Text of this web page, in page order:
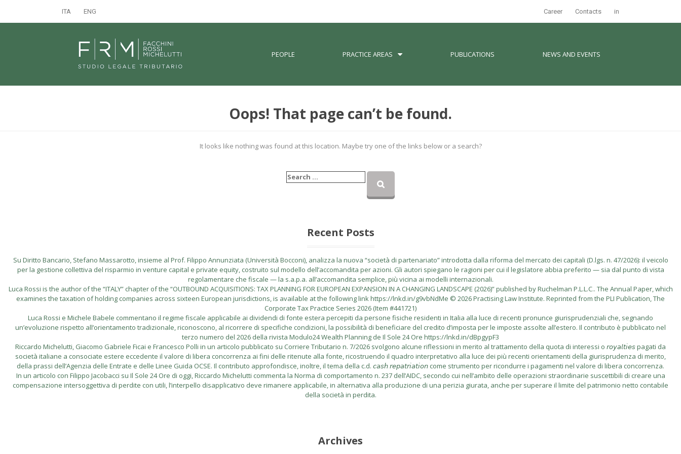
ITA ENG Career Contacts in
PEOPLE PRACTICE AREAS PUBLICATIONS NEWS AND EVENTS
Oops! That page can’t be found.
It looks like nothing was found at this location. Maybe try one of the links below or a search?
Recent Posts
Su Diritto Bancario, Stefano Massarotto, insieme al Prof. Filippo Annunziata (Università Bocconi), analizza la nuova “società di partenariato” introdotta dalla riforma del mercato dei capitali (D.lgs. n. 47/2026): il veicolo
per la gestione collettiva del risparmio in venture capital e private equity, costruito sul modello dell’accomandita per azioni. Gli autori spiegano le ragioni per cui il legislatore abbia preferito — sia dal punto di vista
regolamentare che fiscale — la s.a.p.a. all’accomandita semplice, più vicina ai modelli internazionali.
Luca Rossi is the author of the “ITALY” chapter of the “OUTBOUND ACQUISITIONS: TAX PLANNING FOR EUROPEAN EXPANSION IN A CHANGING LANDSCAPE (2026)” published by Ruchelman P.L.L.C.. The Annual Paper, which
examines the taxation of holding companies across sixteen European jurisdictions, is available at the following link https://lnkd.in/g9vbNdMe © 2026 Practising Law Institute. Reprinted from the PLI Publication, The
Corporate Tax Practice Series 2026 (Item #441721)
Luca Rossi e Michele Babele commentano il regime fiscale applicabile ai dividendi di fonte estera percepiti da persone fisiche residenti in Italia alla luce di recenti pronunce giurisprudenziali che, segnando
un’evoluzione rispetto all’orientamento tradizionale, riconoscono, al ricorrere di specifiche condizioni, la possibilità di beneficiare del credito d’imposta per le imposte assolte all’estero. Il contributo è pubblicato nel
terzo numero del 2026 della rivista Modulo24 Wealth Planning de Il Sole 24 Ore https://lnkd.in/dBpgypF3
Riccardo Michelutti, Giacomo Gabriele Ficai e Francesco Polli in un articolo pubblicato su Corriere Tributario n. 7/2026 svolgono alcune riflessioni in merito al trattamento della quota di interessi o 𝘳𝘰𝘺𝘢𝘭𝘵𝘪𝘦𝘴 pagati da
società italiane a consociate estere eccedente il valore di libera concorrenza ai fini delle ritenute alla fonte, ricostruendo il quadro interpretativo alla luce dei più recenti orientamenti della giurisprudenza di merito,
della prassi dell’Agenzia delle Entrate e delle Linee Guida OCSE. Il contributo approfondisce, inoltre, il tema della c.d. 𝘤𝘢𝘴𝘩 𝘳𝘦𝘱𝘢𝘵𝘳𝘪𝘢𝘵𝘪𝘰𝘯 come strumento per ricondurre i pagamenti nel valore di libera concorrenza.
In un articolo con Filippo Jacobacci su Il Sole 24 Ore di oggi, Riccardo Michelutti commenta la Norma di comportamento n. 237 dell’AIDC, secondo cui nell’ambito delle operazioni straordinarie suscettibili di creare una
compensazione intersoggettiva di perdite con utili, l’interpello disapplicativo deve rimanere applicabile, in alternativa alla produzione di una perizia giurata, anche per superare il limite del patrimonio netto contabile
della società in perdita.
Archives